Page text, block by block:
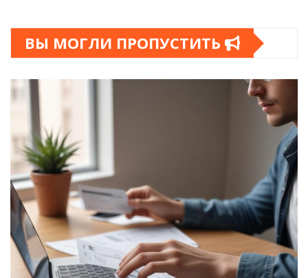
ВЫ МОГЛИ ПРОПУСТИТЬ